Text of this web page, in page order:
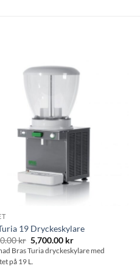
19 Dryckeskylare
kr Det
ursprungliga
priset
var:
5,700.00 krDet
nuvarande
priset
Bras Turia dryckeskylare med
på 19 L.